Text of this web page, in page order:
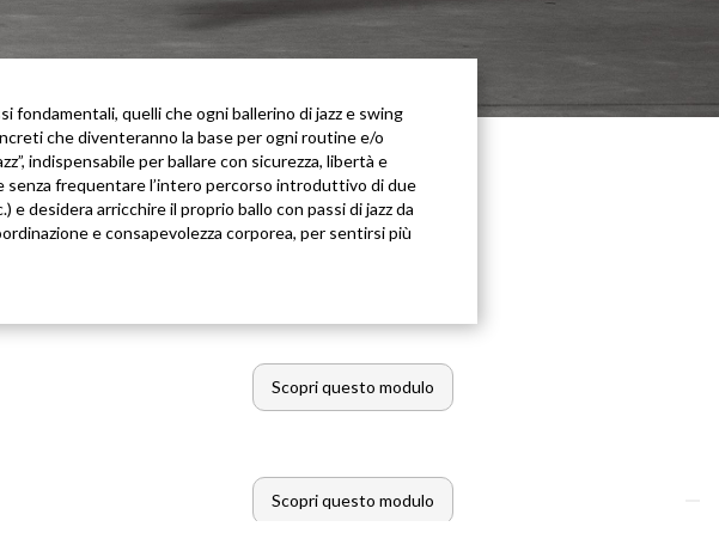
fondamentali, quelli che ogni ballerino di jazz e swing
che diventeranno la base per ogni routine e/o
indispensabile per ballare con sicurezza, libertà e
senza frequentare l’intero percorso introduttivo di due
e desidera arricchire il proprio ballo con passi di jazz da
e consapevolezza corporea, per sentirsi più
Scopri questo modulo
Scopri questo modulo